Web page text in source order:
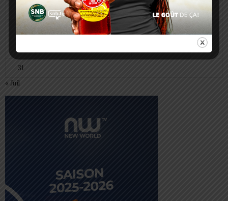
10 11 12 13 14 15 16
17 18 19 21 22 23
30
31
« Juil